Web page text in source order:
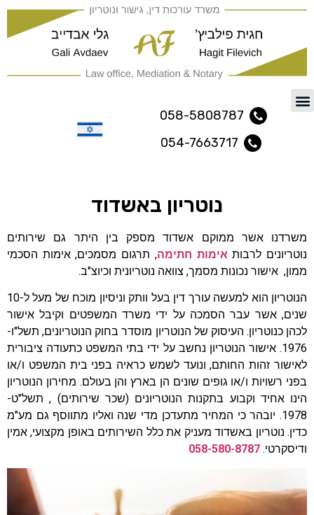
058-5808787
054-7663717
נוטריון באשדוד
משרדנו אשר ממוקם אשדוד מספק בין היתר גם שירותים
נוטריונים לרבותאימות חתימה, תרגום מסמכים, אימות הסכמי
ממון, אישור נכונות מסמך, צוואה נוטריונית וכיוצ"ב.
הנוטריון הוא למעשה עורך דין בעל וותק וניסיון מוכח של מעל ל-10
שנים, אשר עבר הסמכה על ידי משרד המשפטים וקיבל אישור
לכהן כנוטריון. העיסוק של הנוטריון מוסדר בחוק הנוטריונים, תשל"ו-
1976. אישור הנוטריון נחשב על ידי בתי המשפט כתעודה ציבורית
לאישור זהות החותם, ונועד לשמש כראיה בפני בית המשפט ו/או
בפני רשויות ו/או גופים שונים הן בארץ והן בעולם. מחירון הנוטריון
הינו אחיד וקבוע בתקנות הנוטריונים (שכר שירותים) , תשל"ט-
1978. יובהר כי המחיר מתעדכן מדי שנה ואליו מתווסף גם מע"מ
כדין. נוטריון באשדוד מעניק את כלל השירותים באופן מקצועי, אמין
ודיסקרטי. 058-580-8787